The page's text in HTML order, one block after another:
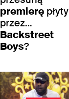
premierę płyty
przez…
Backstreet
Boys?